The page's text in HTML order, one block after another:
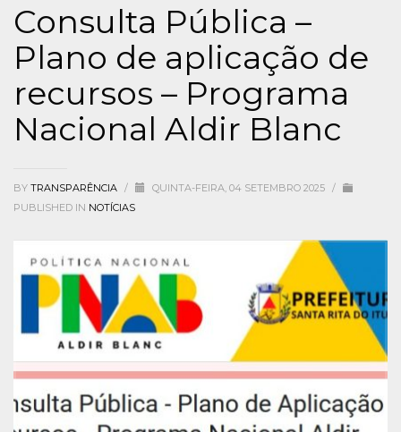
Consulta Pública –
Plano de aplicação de
recursos – Programa
Nacional Aldir Blanc
BY TRANSPARÊNCIA / QUINTA-FEIRA, 04 SETEMBRO 2025 /
PUBLISHED IN NOTÍCIAS